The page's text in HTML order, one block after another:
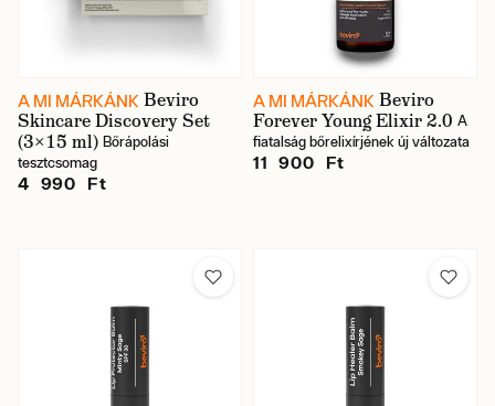
Raktáron
A MI MÁRKÁNK Beviro
Skincare Discovery Set
(3×15 ml) Bőrápolási
tesztcsomag
4 990 Ft
A MI MÁRKÁNK Beviro
Forever Young Elixir 2.0 A
fiatalság bőrelixírjének új változata
11 900 Ft